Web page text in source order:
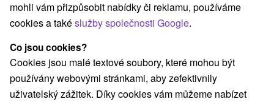
Všechny kategorie
Pobyty v akci(4)
Wellness pobyty(7) Víkendové pobyty(6)
Pobyty pro seniory
Vyberte lokalitu nebo termín
mohli vám přizpůsobit nabídky či reklamu, používáme
cookies a takéslužby společnosti Google.
Co jsou cookies?
Cookies jsou malé textové soubory, které mohou být
používány webovými stránkami, aby zefektivnily
uživatelský zážitek. Díky cookies vám můžeme nabízet